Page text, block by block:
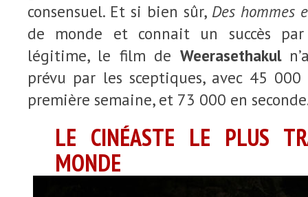
consensuel. Et si bien sûr, Des hommes
de monde et connait un succès
légitime, le film de Weerasethakul
prévu par les sceptiques, avec 45
première semaine, et 73 000 en
LE CINÉASTE LE PLUS
MONDE